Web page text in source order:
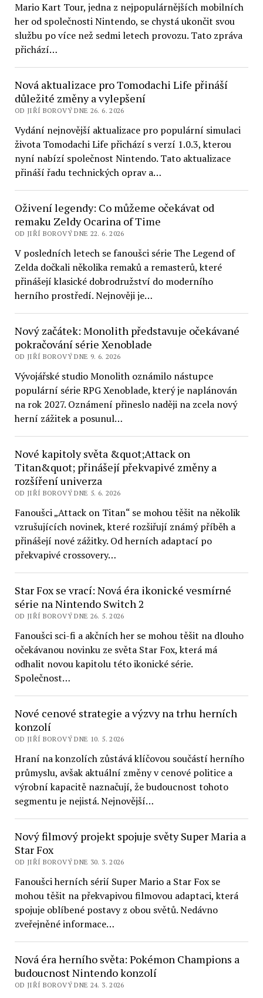
Mario Kart Tour, jedna z nejpopulárnějších mobilních
her od společnosti Nintendo, se chystá ukončit svou
službu po více než sedmi letech provozu. Tato zpráva
přichází…
Nová aktualizace pro Tomodachi Life přináší
důležité změny a vylepšení
OD JIŘÍ BOROVÝ DNE 26. 6. 2026
Vydání nejnovější aktualizace pro populární simulaci
života Tomodachi Life přichází s verzí 1.0.3, kterou
nyní nabízí společnost Nintendo. Tato aktualizace
přináší řadu technických oprav a…
Oživení legendy: Co můžeme očekávat od
remaku Zeldy Ocarina of Time
OD JIŘÍ BOROVÝ DNE 22. 6. 2026
V posledních letech se fanoušci série The Legend of
Zelda dočkali několika remaků a remasterů, které
přinášejí klasické dobrodružství do moderního
herního prostředí. Nejnověji je…
Nový začátek: Monolith představuje očekávané
pokračování série Xenoblade
OD JIŘÍ BOROVÝ DNE 9. 6. 2026
Vývojářské studio Monolith oznámilo nástupce
populární série RPG Xenoblade, který je naplánován
na rok 2027. Oznámení přineslo naději na zcela nový
herní zážitek a posunul…
Nové kapitoly světa &quot;Attack on
Titan&quot; přinášejí překvapivé změny a
rozšíření univerza
OD JIŘÍ BOROVÝ DNE 5. 6. 2026
Fanoušci „Attack on Titan“ se mohou těšit na několik
vzrušujících novinek, které rozšiřují známý příběh a
přinášejí nové zážitky. Od herních adaptací po
překvapivé crossovery…
Star Fox se vrací: Nová éra ikonické vesmírné
série na Nintendo Switch 2
OD JIŘÍ BOROVÝ DNE 26. 5. 2026
Fanoušci sci-fi a akčních her se mohou těšit na dlouho
očekávanou novinku ze světa Star Fox, která má
odhalit novou kapitolu této ikonické série.
Společnost…
Nové cenové strategie a výzvy na trhu herních
konzolí
OD JIŘÍ BOROVÝ DNE 10. 5. 2026
Hraní na konzolích zůstává klíčovou součástí herního
průmyslu, avšak aktuální změny v cenové politice a
výrobní kapacitě naznačují, že budoucnost tohoto
segmentu je nejistá. Nejnovější…
Nový filmový projekt spojuje světy Super Maria a
Star Fox
OD JIŘÍ BOROVÝ DNE 30. 3. 2026
Fanoušci herních sérií Super Mario a Star Fox se
mohou těšit na překvapivou filmovou adaptaci, která
spojuje oblíbené postavy z obou světů. Nedávno
zveřejněné informace…
Nová éra herního světa: Pokémon Champions a
budoucnost Nintendo konzolí
OD JIŘÍ BOROVÝ DNE 24. 3. 2026